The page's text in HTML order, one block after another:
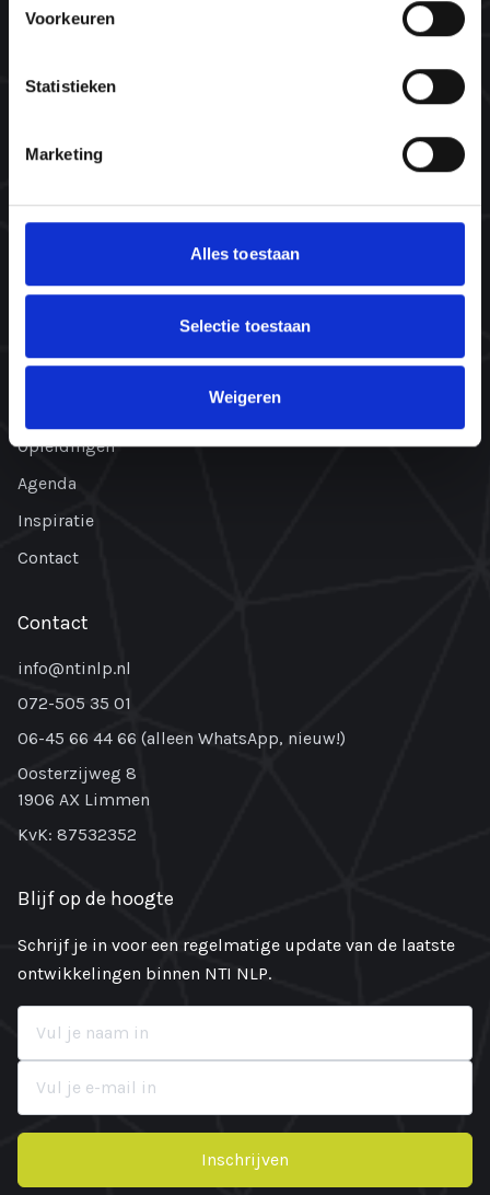
Voorkeuren
Statistieken
Marketing
Alles toestaan
Selectie toestaan
Weigeren
Over ons
Onze trainers
Missie & visie
Plant bomen. Red levens.
Navigatie
Opleidingen
Agenda
Inspiratie
Contact
Contact
info@ntinlp.nl
072-505 35 01
06-45 66 44 66 (alleen WhatsApp, nieuw!)
Oosterzijweg 8
1906 AX Limmen
KvK: 87532352
Blijf op de hoogte
Schrijf je in voor een regelmatige update van de laatste
ontwikkelingen binnen NTI NLP.
Inschrijven